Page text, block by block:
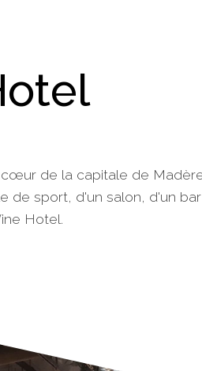
de la capitale de
de sport, d'un salon, d'un
Hotel.